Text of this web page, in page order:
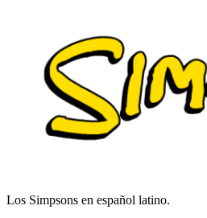
Los Simpsons en español latino.